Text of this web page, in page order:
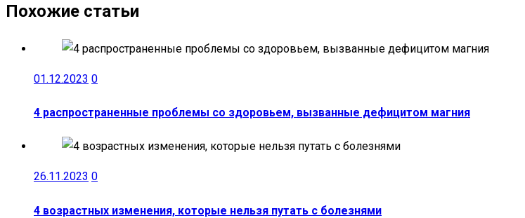
Похожие статьи
01.12.2023 0
4 распространенные проблемы со здоровьем, вызванные дефицитом магния
26.11.2023 0
4 возрастных изменения, которые нельзя путать с болезнями